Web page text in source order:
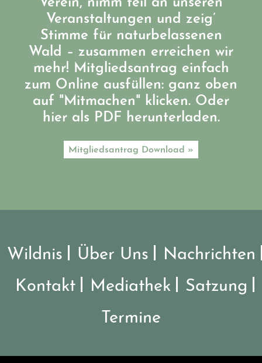
Verein, nimm teil an unseren
Veranstaltungen und zeig’
Stimme für naturbelassenen
Wald – zusammen erreichen wir
mehr! Mitgliedsantrag einfach
zum Online ausfüllen: ganz oben
auf "Mitmachen" klicken. Oder
hier als PDF herunterladen.
Mitgliedsantrag Download »
Wildnis Über Uns
Nachrichten
Kontakt
Mediathek
Satzung
Termine